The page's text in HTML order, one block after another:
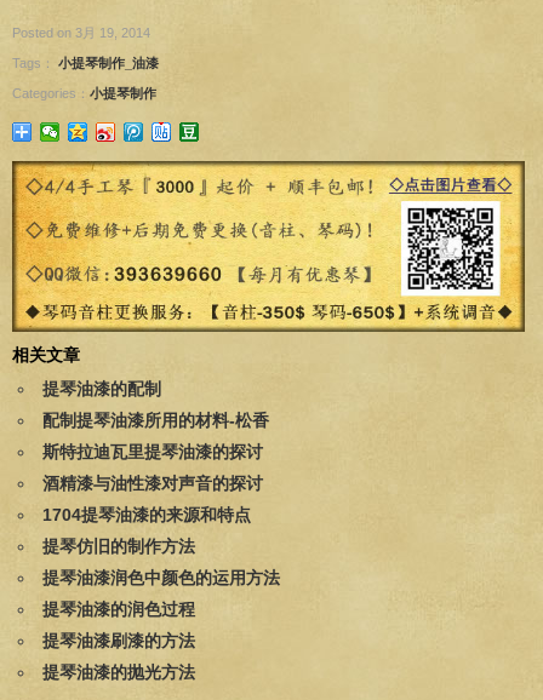
Posted on 3月 19, 2014
Tags： 小提琴制作_油漆
Categories： 小提琴制作
相关文章
提琴油漆的配制
配制提琴油漆所用的材料-松香
斯特拉迪瓦里提琴油漆的探讨
酒精漆与油性漆对声音的探讨
1704提琴油漆的来源和特点
提琴仿旧的制作方法
提琴油漆润色中颜色的运用方法
提琴油漆的润色过程
提琴油漆刷漆的方法
提琴油漆的抛光方法